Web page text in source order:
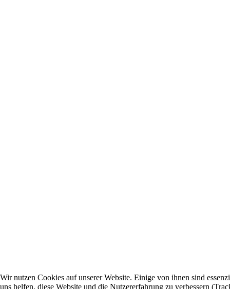
Wir nutzen Cookies auf unserer Website. Einige von ihnen sind
uns helfen, diese Website und die Nutzererfahrung zu verbessern